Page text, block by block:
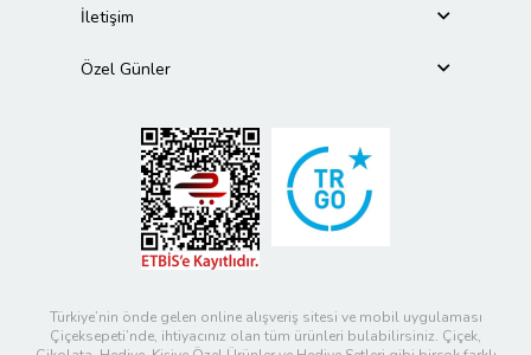
İletişim
Özel Günler
Türkiye’nin önde gelen online alışveriş sitesi ve mobil uygulaması
Çiçeksepeti’nde, ihtiyacınız olan tüm ürünleri bulabilirsiniz. Çiçek,